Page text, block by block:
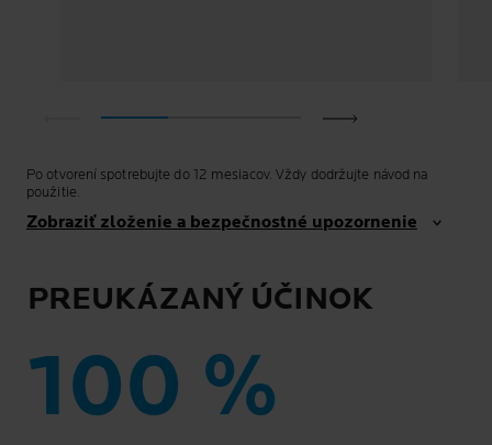
Po otvorení spotrebujte do 12 mesiacov. Vždy dodržujte návod na
použitie.
Zobraziť zloženie a bezpečnostné upozornenie
PREUKÁZANÝ ÚČINOK
100 %